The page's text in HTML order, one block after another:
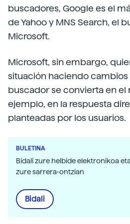
buscadores, Google es el
de Yahoo y MNS Search, el
Microsoft.
Microsoft, sin embargo,
situación haciendo cambios
buscador se convierta en el
ejemplo, en la respuesta
planteadas por los usuarios.
BULETINA
Bidali zure helbide elektronikoa
zure sarrera-ontzian
Bidali